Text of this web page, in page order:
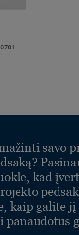
savo
kad
kaip galite
panaudotus